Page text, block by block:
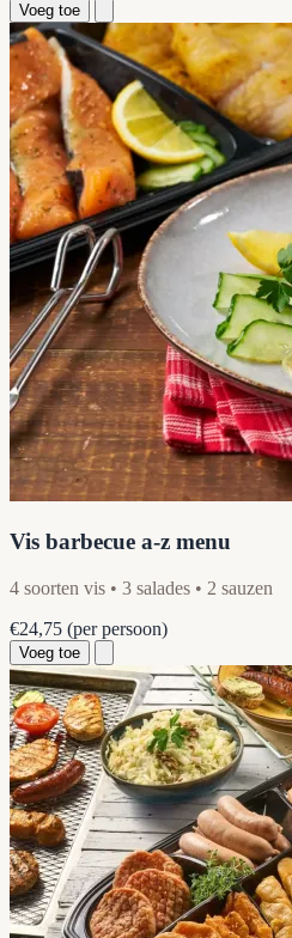
Voeg toe
Vis barbecue a-z menu
4 soorten vis • 3 salades • 2 sauzen
€24,75 (per persoon)
Voeg toe